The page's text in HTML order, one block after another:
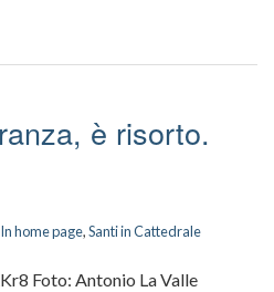
è risorto.
In home page,Santi in Cattedrale
Foto: Antonio La Valle